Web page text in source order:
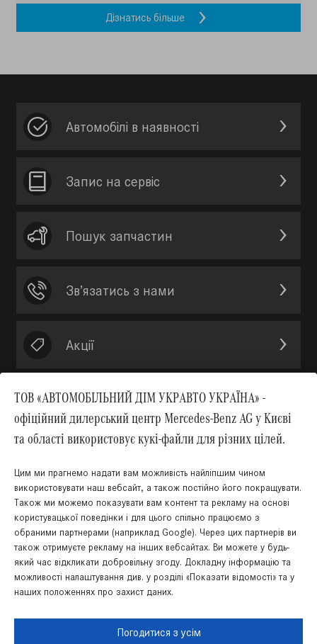
Дiзнатись бiльше
ТОВ «АВТОМОБІЛЬНИЙ ДІМ УКРАВТО УКРАЇНА» -
офіційний дилерський центр Mercedes-Benz AG у Києві
та області використовує кукі-файли для різних цілей.
Цим ми прагнемо надати вам можливість найліпшим чином
використовувати наш вебсайт, а також постійно його покращувати.
Також ми можемо показувати вам контент та рекламу на основі
користувацької поведінки і для цього спільно працюємо з
обраними партнерами (наприклад Google). Через цих партнерів ви
також отримуєте рекламу на інших вебсайтах. Ви можете у будь-
який час відкликати добровільну згоду. Докладну інформацію та
можливості налаштування див. у розділі «Показати відомості» та у
наших положеннях про захист даних.
Погодитися з усім
Автомобілі в наявності
Запис на сервic
Пошук запчастин
Зв’язатись з нами
Акції
Вгору
Українська Російська
Правова інформація
ЗВ'ЯЗКУ